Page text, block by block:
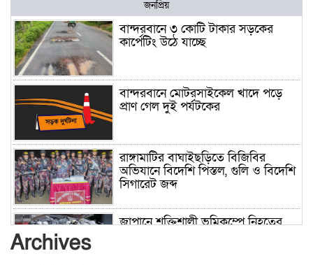
জনপ্রিয়
বান্দরবানে ৩ কোটি টাকার সড়কের
কার্পেটিং উঠে যাচ্ছে
বান্দরবানে মোটরসাইকেল খাদে পড়ে
প্রাণ গেল দুই পর্যটকের
রাঙ্গামাটির বাঘাইছড়িতে বিজিবির
অভিযানে বিদেশি পিস্তল, গুলি ও বিদেশি
সিগারেট জব্দ
জাপানে শক্তিশালী ভূমিকম্পে নিহতের
Archives